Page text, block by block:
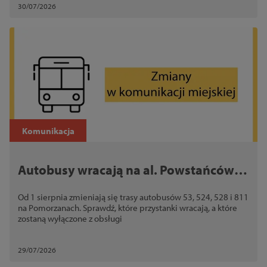
30/07/2026
Komunikacja
Autobusy wracają na al. Powstańców
sierpnia
Od 1 sierpnia zmieniają się trasy autobusów 53, 524, 528 i 811
na Pomorzanach. Sprawdź, które przystanki wracają, a które
zostaną wyłączone z obsługi
29/07/2026